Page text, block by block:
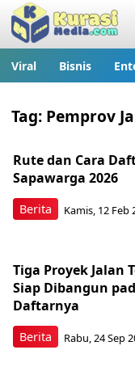
Viral Bisnis
Tag: Pemprov
Berita
Rute dan Cara
Sapawarga 2026
Kamis, 12 Feb
Berita
Tiga Proyek Jalan
Siap Dibangun
Daftarnya
Rabu, 24 Sep